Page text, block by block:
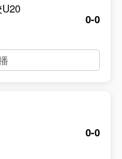
0-0
0-0